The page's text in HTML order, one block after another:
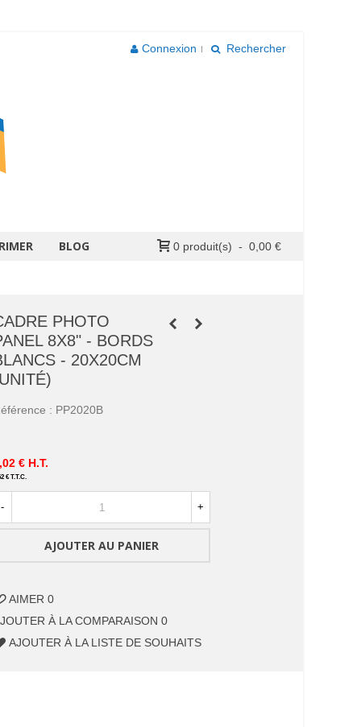
Connexion Rechercher
BLOG 0 produit(s) - 0,00 €
PHOTO
8X8" - BORDS
- 20X20CM
: PP2020B
€ H.T.
€ T.T.C.
- +
AJOUTER AU PANIER
AIMER 0
À LA COMPARAISON 0
AJOUTER À LA LISTE DE SOUHAITS